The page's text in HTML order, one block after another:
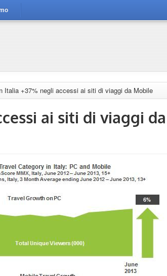
Italia +37% negli accessi ai siti di viaggi da Mobile
ai siti di viaggi da